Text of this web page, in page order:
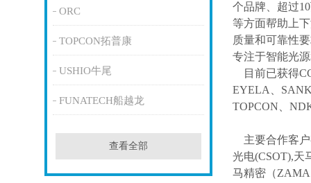
ORC
TOPCON拓普康
USHIO牛尾
FUNATECH船越龙
查看全部
个品牌、超过
等方面帮助上
质量和可靠性
专注于智能光
目前已获得
EYELA、
TOPCON、
主要合作客
光电(CSOT),天
马精密（